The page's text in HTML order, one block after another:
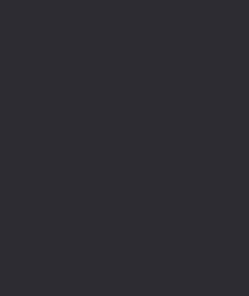
min. M. Přikryl) – Dračka
to bylo hlavně v prvním
nich využili a vedli tak v